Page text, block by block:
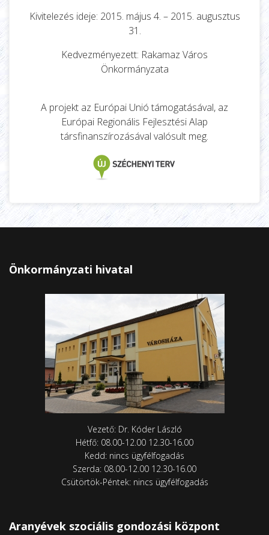
Kivitelezés ideje: 2015. május 4. – 2015. augusztus
31.
Kedvezményezett: Rakamaz Város
Önkormányzata
A projekt az Európai Unió támogatásával, az
Európai Regionális Fejlesztési Alap
társfinanszírozásával valósult meg.
Önkormányzati hivatal
Vezető: Dr. Kóder László
Hétfő: 08.00-12.00 12.30-16.00
Kedd: nincs ügyfélfogadás
Szerda: 08.00-12.00 12.30-16.00
Csütörtök-Péntek: nincs ügyfélfogadás
Aranyévek szociális gondozási központ